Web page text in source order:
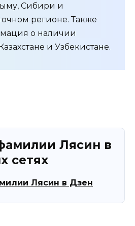
Сибири и
регионе. Также
о наличии
и Узбекистане.
Лясин в
сетях
Лясин в Дзен